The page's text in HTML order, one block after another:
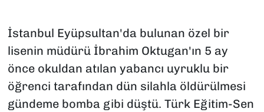
İstanbul Eyüpsultan'da bulunan özel bir
lisenin müdürü İbrahim Oktugan'ın 5 ay
önce okuldan atılan yabancı uyruklu bir
öğrenci tarafından dün silahla öldürülmesi
gündeme bomba gibi düştü. Türk Eğitim-Sen